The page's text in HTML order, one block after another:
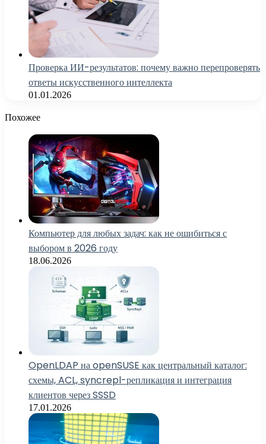
Проверка ИИ-результатов: почему важно перепроверять
ответы искусственного интеллекта
01.01.2026
Похожее
Компьютер для любых задач: как не ошибиться с
выбором в 2026 году
18.06.2026
OpenLDAP на openSUSE как центральный каталог:
схемы, ACL, syncrepl-репликация и интеграция
клиентов через SSSD
17.01.2026